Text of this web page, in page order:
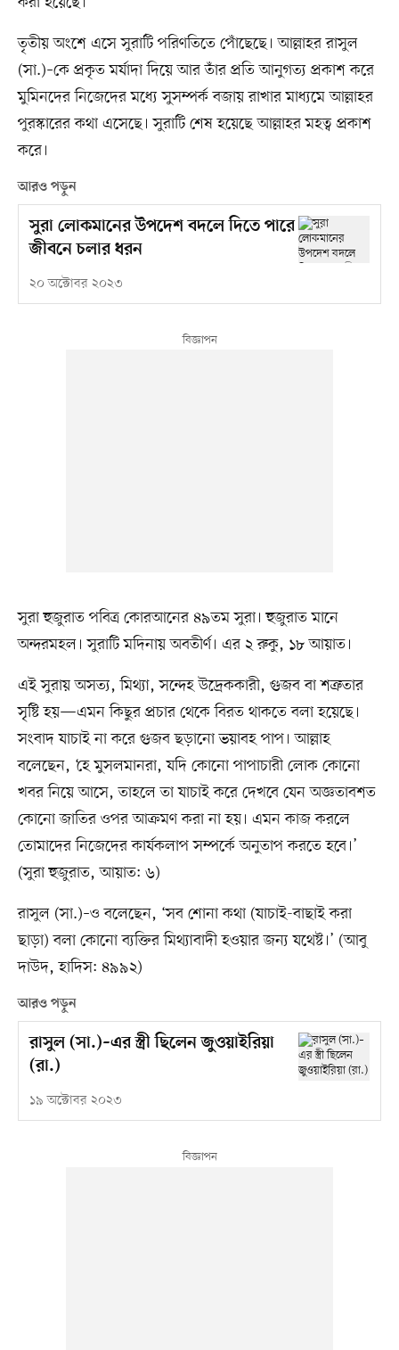
তৃতীয় অংশে এসে সুরাটি পরিণতিতে পোঁছেছে। আল্লাহর রাসুল
(সা.)–কে প্রকৃত মর্যাদা দিয়ে আর তাঁর প্রতি আনুগত্য প্রকাশ করে
মুমিনদের নিজেদের মধ্যে সুসম্পর্ক বজায় রাখার মাধ্যমে আল্লাহর
পুরস্কারের কথা এসেছে। সুরাটি শেষ হয়েছে আল্লাহর মহত্ব প্রকাশ
করে।
আরও পড়ুন
সুরা লোকমানের উপদেশ বদলে দিতে পারে
জীবনে চলার ধরন
২০ অক্টোবর ২০২৩
সুরা হুজুরাত পবিত্র কোরআনের ৪৯তম সুরা। হুজুরাত মানে
অন্দরমহল। সুরাটি মদিনায় অবতীর্ণ। এর ২ রুকু, ১৮ আয়াত।
এই সুরায় অসত্য, মিথ্যা, সন্দেহ উদ্রেককারী, গুজব বা শত্রুতার
সৃষ্টি হয়—এমন কিছুর প্রচার থেকে বিরত থাকতে বলা হয়েছে।
সংবাদ যাচাই না করে গুজব ছড়ানো ভয়াবহ পাপ। আল্লাহ
বলেছেন, ‘হে মুসলমানরা, যদি কোনো পাপাচারী লোক কোনো
খবর নিয়ে আসে, তাহলে তা যাচাই করে দেখবে যেন অজ্ঞতাবশত
কোনো জাতির ওপর আক্রমণ করা না হয়। এমন কাজ করলে
তোমাদের নিজেদের কার্যকলাপ সম্পর্কে অনুতাপ করতে হবে।’
(সুরা হুজুরাত, আয়াত: ৬)
রাসুল (সা.)–ও বলেছেন, ‘সব শোনা কথা (যাচাই-বাছাই করা
ছাড়া) বলা কোনো ব্যক্তির মিথ্যাবাদী হওয়ার জন্য যথেষ্ট।’ (আবু
দাউদ, হাদিস: ৪৯৯২)
আরও পড়ুন
রাসুল (সা.)–এর স্ত্রী ছিলেন জুওয়াইরিয়া
(রা.)
১৯ অক্টোবর ২০২৩